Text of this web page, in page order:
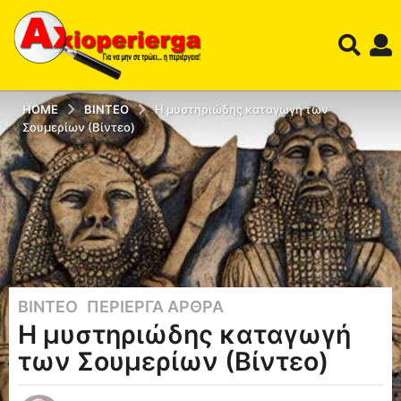
HOME ΒΊΝΤΕΟ
H μυστηριώδης καταγωγή των
Σουμερίων (Βίντεο)
1
2
τ
ΒΊΝΤΕΟ ,ΠΕΡΊΕΡΓΑ ΆΡΘΡΑ
H μυστηριώδης καταγωγή
των Σουμερίων (Βίντεο)